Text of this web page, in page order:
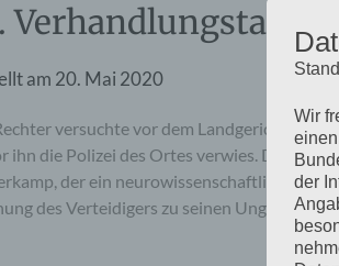
Verhandlungstag,
am 20. Mai 2020
versuchte vor dem Landgericht
ihn die Polizei des Ortes verwies. Der
der ein neurowissenschaftliches
des Verteidigers zu seinen Ungunsten
Wir
der